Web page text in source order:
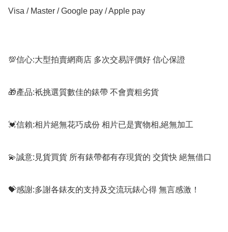
Visa / Master / Google pay / Apple pay
💯信心:大型拍賣網商店 多次交易評價好 信心保證
🎁產品:衹挑選質數佳的錶帶 不會賣粗劣貨
💓信賴:相片絕無花巧成份 相片已是實物相,絕無加工
💫誠意:見貨買貨 所有錶帶都有存現貨的 交貨快 絕無借口
💝感謝:多謝各錶友的支持及交流玩錶心得 無言感激！